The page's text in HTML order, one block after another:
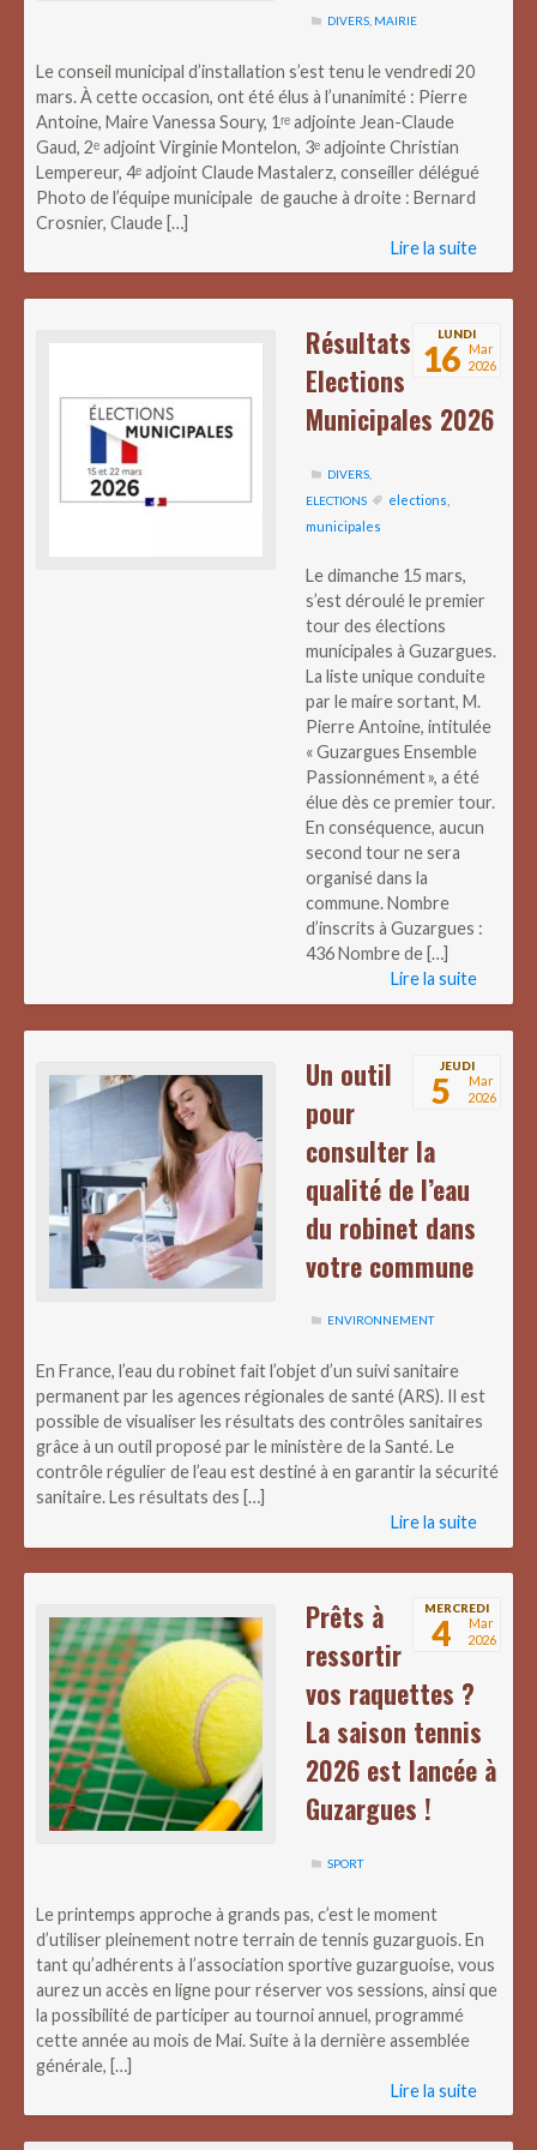
DIVERS MAIRIE
Le conseil municipal d’installation s’est tenu le vendredi 20
mars. À cette occasion, ont été élus à l’unanimité : Pierre
Antoine, Maire Vanessa Soury, 1ʳᵉ adjointe Jean-Claude
Gaud, 2ᵉ adjoint Virginie Montelon, 3ᵉ adjointe Christian
Lempereur, 4ᵉ adjoint Claude Mastalerz, conseiller délégué
Photo de l’équipe municipale de gauche à droite : Bernard
Crosnier, Claude […]
Lire la suite
LUNDI
16 Mar
2026
Résultats
Elections
Municipales 2026
DIVERS
ELECTIONS
elections
municipales
Le dimanche 15 mars,
s’est déroulé le premier
tour des élections
municipales à Guzargues.
La liste unique conduite
par le maire sortant, M.
Pierre Antoine, intitulée
« Guzargues Ensemble
Passionnément », a été
élue dès ce premier tour.
En conséquence, aucun
second tour ne sera
organisé dans la
commune. Nombre
d’inscrits à Guzargues :
436 Nombre de […]
Lire la suite
JEUDI
5
Mar
2026
Un outil
pour
consulter la
qualité de l’eau
du robinet dans
votre commune
ENVIRONNEMENT
En France, l’eau du robinet fait l’objet d’un suivi sanitaire
permanent par les agences régionales de santé (ARS). Il est
possible de visualiser les résultats des contrôles sanitaires
grâce à un outil proposé par le ministère de la Santé. Le
contrôle régulier de l’eau est destiné à en garantir la sécurité
sanitaire. Les résultats des […]
Lire la suite
MERCREDI
4
Mar
2026
Prêts à
ressortir
vos raquettes ?
La saison tennis
2026 est lancée à
Guzargues !
SPORT
Le printemps approche à grands pas, c’est le moment
d’utiliser pleinement notre terrain de tennis guzarguois. En
tant qu’adhérents à l’association sportive guzarguoise, vous
aurez un accès en ligne pour réserver vos sessions, ainsi que
la possibilité de participer au tournoi annuel, programmé
cette année au mois de Mai. Suite à la dernière assemblée
générale, […]
Lire la suite